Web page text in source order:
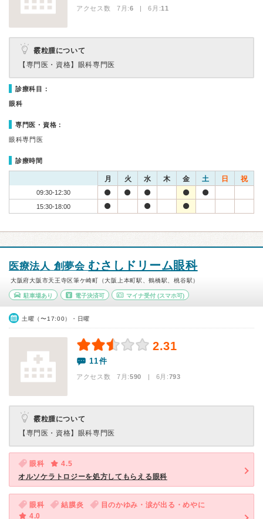
アクセス数 7月:6 | 6月:11
霰粒腫について
【専門医・資格】 眼科専門医
診療科目：
眼科
専門医・資格：
眼科専門医
診療時間
月 火 水 木 金 土 日 祝
09:30-12:30
15:30-18:00
医療法人 創夢会 むさしドリーム眼科
大阪府大阪市天王寺区筆ケ崎町（大阪上本町駅、鶴橋駅、桃谷駅）
駐車場あり 電子決済可 マイナ受付 (スマホ可)
土曜（〜17:00）・日曜
2.31
11件
アクセス数 7月:590 | 6月:793
霰粒腫について
【専門医・資格】 眼科専門医
眼科
4.5
オルソケラトロジーを処方してもらえる眼科
眼科 結膜炎
目のかゆみ・涙が出る・めやに
4.0